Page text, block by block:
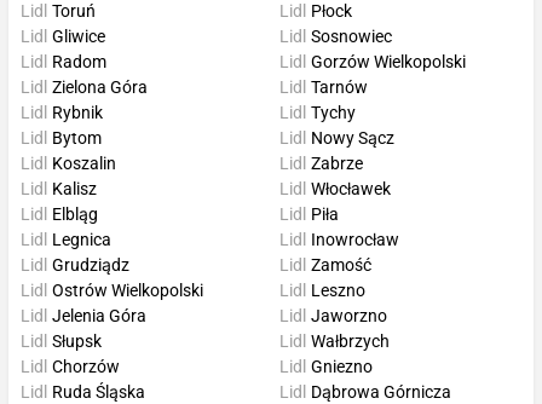
Lidl Toruń
Lidl Gliwice
Lidl
Radom
Lidl
Płock
Lidl Sosnowiec
Lidl Gorzów Wielkopolski
Lidl Zielona Góra
Lidl
Rybnik
Lidl
Bytom
Lidl
Koszalin
Lidl Tarnów
Lidl Tychy
Lidl
Nowy Sącz
Lidl Zabrze
Lidl
Kalisz
Lidl
Elbląg
Lidl
Legnica
Lidl Grudziądz
Lidl Włocławek
Lidl
Piła
Lidl
Inowrocław
Lidl Zamość
Lidl Ostrów Wielkopolski
Lidl Jelenia Góra
Lidl Słupsk
Lidl Chorzów
Lidl
Leszno
Lidl Jaworzno
Lidl Wałbrzych
Lidl Gniezno
Lidl
Ruda Śląska
Lidl
Dąbrowa Górnicza